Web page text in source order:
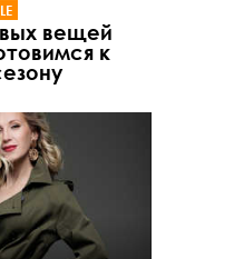
вещей
к